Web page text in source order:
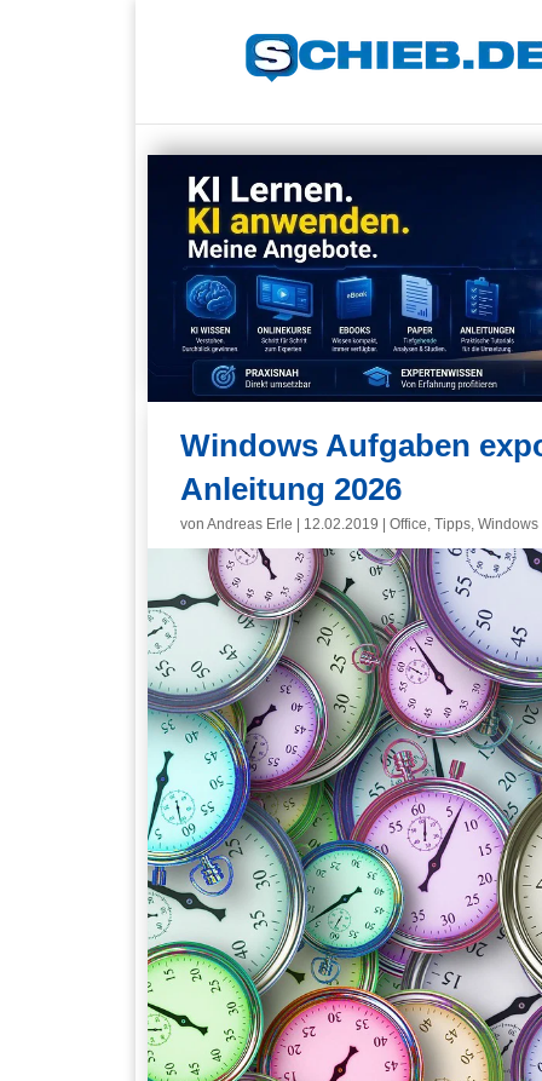
Windows Aufgaben
Anleitung 2026
von Andreas Erle 12.02.2019 Office, Tipps, Windows